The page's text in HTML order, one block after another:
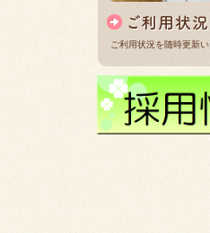
ご利用状況を随時更新い